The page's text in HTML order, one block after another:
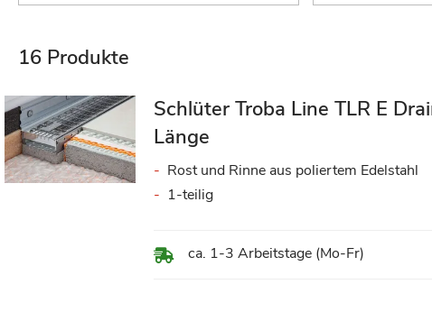
16 Produkte
Schlüter Troba Line TLR E
Länge
ca. 1-3 Arbeitstage (Mo-Fr)
Rost und Rinne aus poliertem Edelstahl
1-teilig